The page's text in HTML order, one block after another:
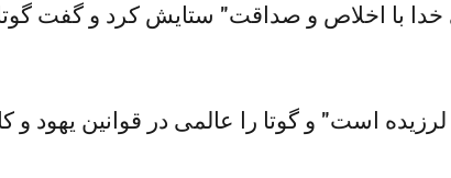
خدا با اخلاص و صداقت" ستایش کرد و گفت
است" و گوتا را عالمی در قوانین یهود و